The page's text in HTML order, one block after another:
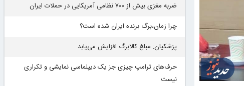
ضربه مغزی بیش از ۷۰۰ نظامی آمریکایی در حملات ایران
چرا زمان،برگ برنده ایران شده است؟
پزشکیان: مبلغ کالابرگ افزایش می‌یابد
حرف‌های ترامپ چیزی جز یک دیپلماسی نمایشی و تکراری
نیست